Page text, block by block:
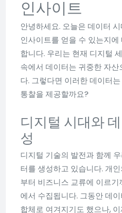
인사이트
안녕하세요. 오늘은 데이터
인사이트를 얻을 수 있는지
합니다. 우리는 현재 디지털
속에서 데이터는 귀중한 자
다. 그렇다면 이러한 데이터
통찰을 제공할까요?
디지털 시대와
성
디지털 기술의 발전과 함께
터를 생성하고 있습니다. 개
부터 비즈니스 교류에 이르
에서 수집됩니다. 그동안 데
합체로 여겨지기도 했으나,